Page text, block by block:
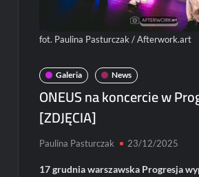
fot. Paulina Pasturczak / Afterwork.art
Galeria News
ONEUS na koncercie w
[ZDJĘCIA]
Paulina Pasturczak 23/12/2025
17 grudnia warszawska Progresja